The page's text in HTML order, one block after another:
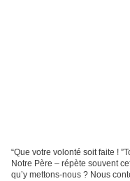
“Que votre volonté soit faite !
Notre Père – répète souvent
qu’y mettons-nous ? Nous